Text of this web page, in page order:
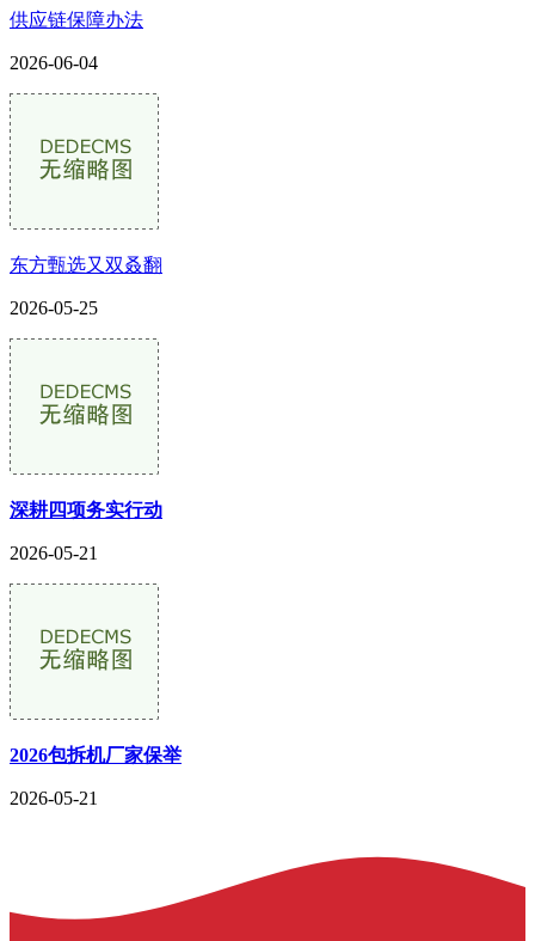
供应链保障办法
2026-06-04
东方甄选又双叒翻
2026-05-25
深耕四项务实行动
2026-05-21
2026包拆机厂家保举
2026-05-21